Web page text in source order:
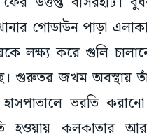
গোডাউন পাড়া
লক্ষ্য করে গুলি
গুরুতর জখম অবস্থায়
হাসপাতালে ভরতি
হওয়ায় কলকাতার